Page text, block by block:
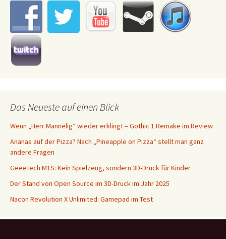
Das Neueste auf einen Blick
Wenn „Herr Mannelig“ wieder erklingt – Gothic 1 Remake im Review
Ananas auf der Pizza? Nach „Pineapple on Pizza“ stellt man ganz
andere Fragen
Geeetech M1S: Kein Spielzeug, sondern 3D-Druck für Kinder
Der Stand von Open Source im 3D-Druck im Jahr 2025
Nacon Revolution X Unlimited: Gamepad im Test